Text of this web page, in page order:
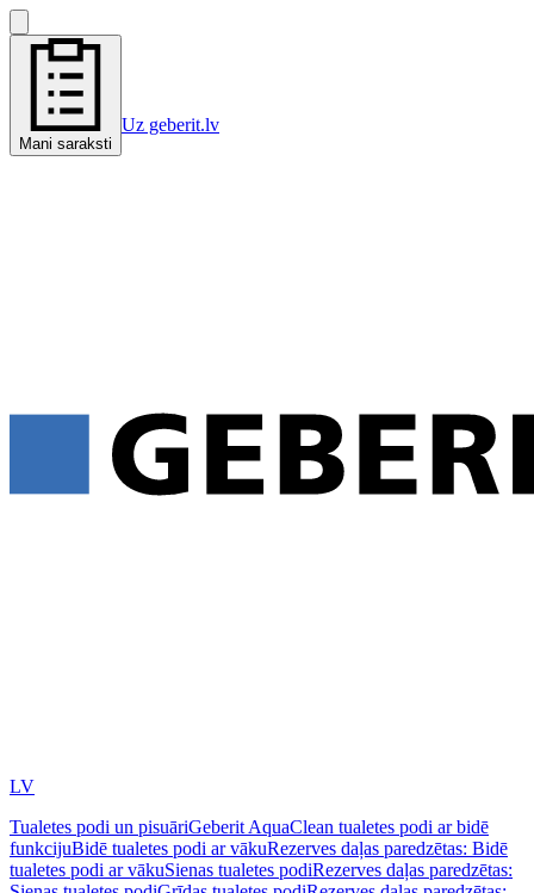
Mani saraksti
Uz geberit.lv
LV
Tualetes podi un pisuāriGeberit AquaClean tualetes podi ar bidē
funkcijuBidē tualetes podi ar vākuRezerves daļas paredzētas: Bidē
tualetes podi ar vākuSienas tualetes podiRezerves daļas paredzētas: